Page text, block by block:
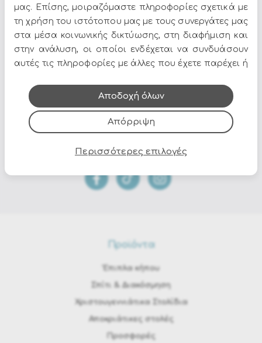
Σκελετός : Αλουμινίου & Textilene
Βαφή : Ηλεκτροστατική
Χρώμα : Λευκό
Όλες οι προσφορές και τα νέα του Epilegin,
στο email και τα social media!
Προϊόντα
Έπιπλα κήπου
Σπίτι & Διακόσμηση
Χριστουγεννιάτικα Στολίδια
Αποκριάτικες στολές
Προσφορές
μας. Επίσης, μοιραζόμαστε πληροφορίες σχετικά με
τη χρήση του ιστότοπου μας με τους συνεργάτες μας
στα μέσα κοινωνικής δικτύωσης, στη διαφήμιση και
στην ανάλυση, οι οποίοι ενδέχεται να συνδυάσουν
αυτές τις πληροφορίες με άλλες που έχετε παρέχει ή
τους.
Απόρριψη
Αποδοχή όλων
Περισσότερες επιλογές